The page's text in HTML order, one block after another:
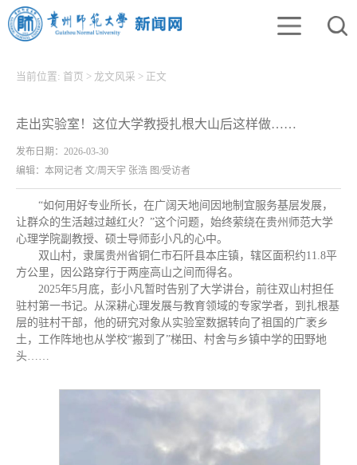
当前位置: 首页 > 龙文风采 > 正文
走出实验室！这位大学教授扎根大山后这样做……
发布日期：2026-03-30
编辑：本网记者 文/周天宇 张浩 图/受访者
“如何用好专业所长，在广阔天地间因地制宜服务基层发展，
让群众的生活越过越红火？”这个问题，始终萦绕在贵州师范大学
心理学院副教授、硕士导师彭小凡的心中。
双山村，隶属贵州省铜仁市石阡县本庄镇，辖区面积约11.8平
方公里，因公路穿行于两座高山之间而得名。
2025年5月底，彭小凡暂时告别了大学讲台，前往双山村担任
驻村第一书记。从深耕心理发展与教育领域的专家学者，到扎根基
层的驻村干部，他的研究对象从实验室数据转向了祖国的广袤乡
土，工作阵地也从学校“搬到了”梯田、村舍与乡镇中学的田野地
头……